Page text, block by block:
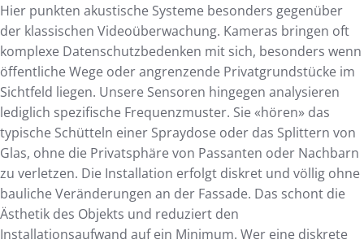
Hier punkten akustische Systeme besonders gegenüber
der klassischen Videoüberwachung. Kameras bringen oft
komplexe Datenschutzbedenken mit sich, besonders wenn
öffentliche Wege oder angrenzende Privatgrundstücke im
Sichtfeld liegen. Unsere Sensoren hingegen analysieren
lediglich spezifische Frequenzmuster. Sie «hören» das
typische Schütteln einer Spraydose oder das Splittern von
Glas, ohne die Privatsphäre von Passanten oder Nachbarn
zu verletzen. Die Installation erfolgt diskret und völlig ohne
bauliche Veränderungen an der Fassade. Das schont die
Ästhetik des Objekts und reduziert den
Installationsaufwand auf ein Minimum. Wer eine diskrete